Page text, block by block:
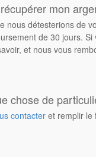
mon
nous détesterions de
de 30 jours.
et nous vous
chose de
contacter et remplir le